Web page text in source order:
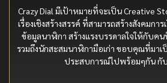
Crazy Dial มีเป้าหมายที่จะเป็น Creative
เรื่องเชิงสร้างสรรค์ ที่สามารถสร้างสังคมกา
ข้อมูลนาฬิกา สร้างแรงบรรดาลใจให้กับ
รวมถึงนักสะสมนาฬิกามือเก่า ขอบคุณที่มา
ประสบการณ์ไปพร้อมๆกัน กับ